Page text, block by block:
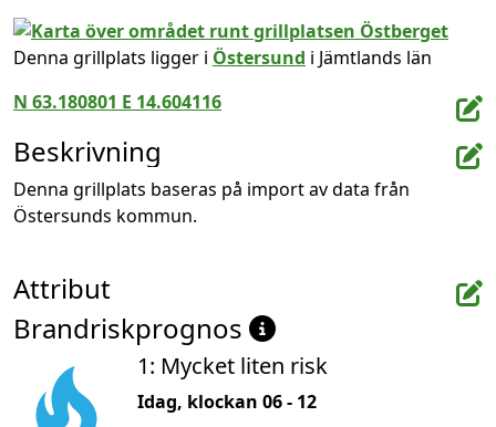
Denna grillplats ligger i Östersund i Jämtlands län
N 63.180801 E 14.604116
Beskrivning
Denna grillplats baseras på import av data från
Östersunds kommun.
Attribut
Brandriskprognos
1: Mycket liten risk
Idag, klockan 06 - 12